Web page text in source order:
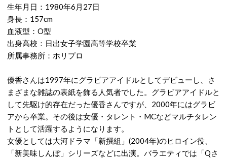
生年月日：1980年6月27日
身長：157cm
血液型：O型
出身高校：日出女子学園高等学校卒業
所属事務所：ホリプロ
優香さんは1997年にグラビアアイドルとしてデビューし、さ
まざまな雑誌の表紙を飾る人気者でした。グラビアアイドルと
して先駆け的存在だった優香さんですが、2000年にはグラビ
アから卒業。その後は女優・タレント・MCなどマルチタレン
トとして活躍するようになります。
女優としては大河ドラマ「新撰組」(2004年)のヒロイン役、
「新美味しんぼ」シリーズなどに出演。バラエティでは「Qさ